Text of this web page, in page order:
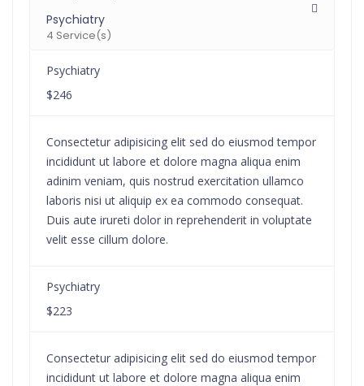
Psychiatry
4 Service(s)
Psychiatry
$246
Consectetur adipisicing elit sed do eiusmod tempor
incididunt ut labore et dolore magna aliqua enim
adinim veniam, quis nostrud exercitation ullamco
laboris nisi ut aliquip ex ea commodo consequat.
Duis aute irureti dolor in reprehenderit in voluptate
velit esse cillum dolore.
Psychiatry
$223
Consectetur adipisicing elit sed do eiusmod tempor
incididunt ut labore et dolore magna aliqua enim